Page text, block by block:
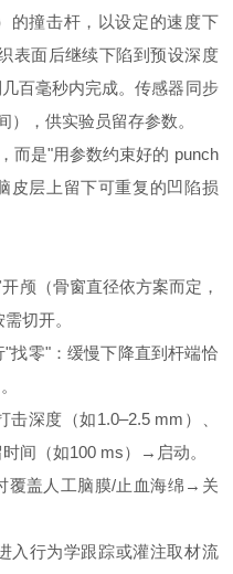
的撞击杆，以设定的速度下
表面后继续下陷到预设深度
百毫秒内完成。传感器同步
），供实验员留存参数。
而是"用参数约束好的 punch
皮层上留下可重复的凹陷损
颅（骨窗直径依方案而定，
切开。
找零"：缓慢下降直到杆端恰
深度（如1.0–2.5 mm）、
间（如100 ms）→启动。
覆盖人工脑膜/止血海绵→关
入行为学跟踪或灌注取材流